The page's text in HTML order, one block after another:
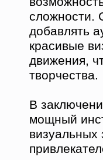
сложности.
добавлять
красивые
движения,
творчества.
В
мощный